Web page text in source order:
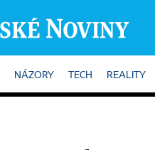
NÁZORY TECH REALITY